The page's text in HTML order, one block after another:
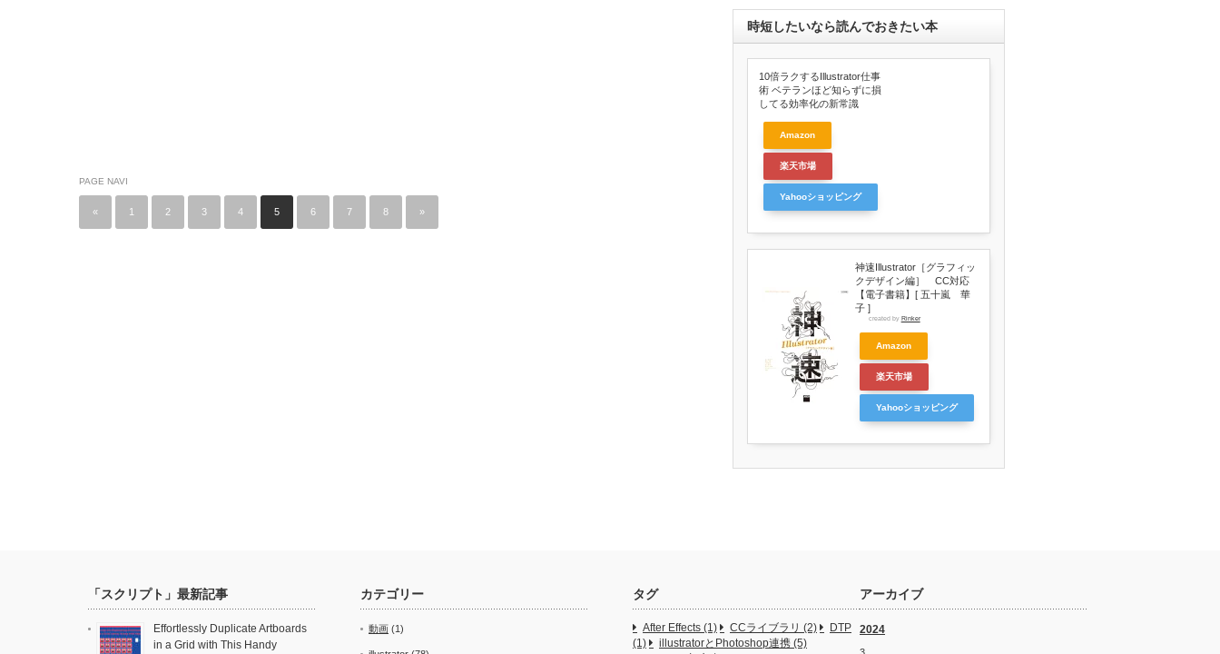
PAGE NAVI
« 1 2 3 4 5 6 7 8 »
時短したいなら読んでおきたい本
10倍ラクするIllustrator仕事
術 ベテランほど知らずに損
してる効率化の新常識
Amazon
楽天市場
Yahooショッピング
神速Illustrator［グラフィッ
クデザイン編］ CC対応
【電子書籍】[ 五十嵐 華
子 ]
created by Rinker
Amazon
楽天市場
Yahooショッピング
「スクリプト」最新記事
Effortlessly Duplicate Artboards
in a Grid with This Handy
カテゴリー
動画 (1)
タグ
After Effects (1) CCライブラリ (2)
DTP
(1)
illustratorとPhotoshop連携 (5)
アーカイブ
2024